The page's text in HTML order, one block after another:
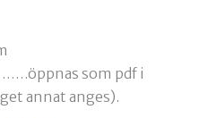
som pdf i
annat anges).